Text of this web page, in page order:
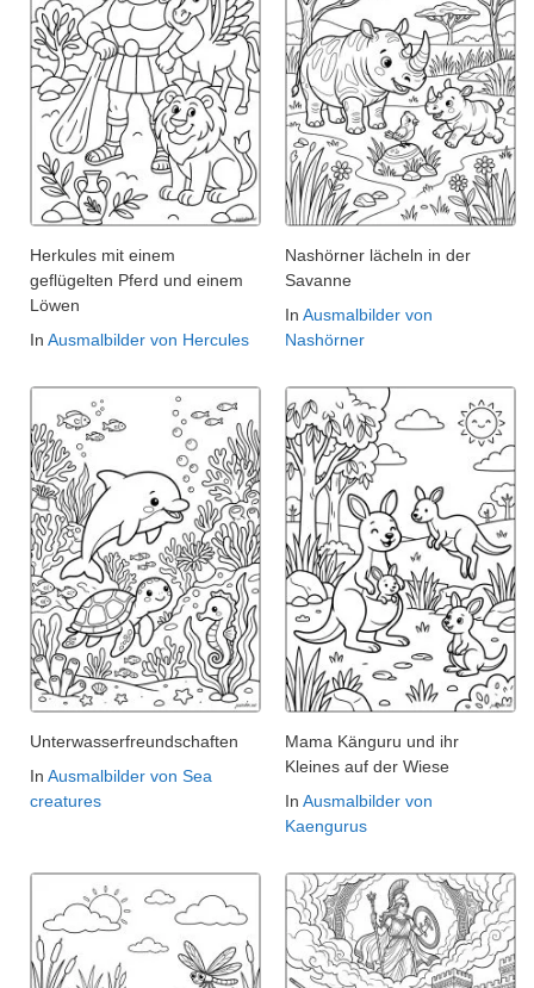
Herkules mit einem
geflügelten Pferd und einem
Löwen
In Ausmalbilder von Hercules
Nashörner lächeln in der
Savanne
In Ausmalbilder von
Nashörner
Unterwasserfreundschaften
In Ausmalbilder von Sea
creatures
Mama Känguru und ihr
Kleines auf der Wiese
In Ausmalbilder von
Kaengurus